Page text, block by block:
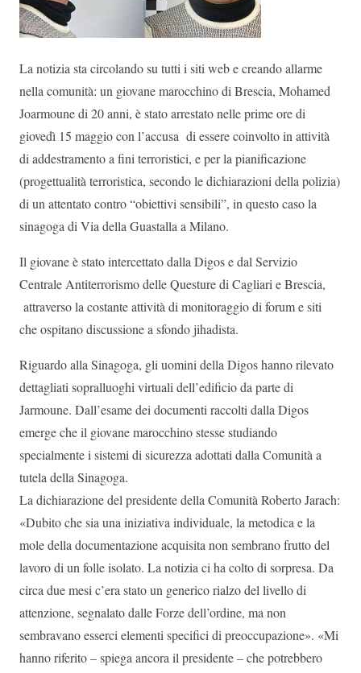
La notizia sta circolando su tutti i siti web e creando allarme
nella comunità: un giovane marocchino di Brescia, Mohamed
Joarmoune di 20 anni, è stato arrestato nelle prime ore di
giovedì 15 maggio con l’accusa di essere coinvolto in attività
di addestramento a fini terroristici, e per la pianificazione
(progettualità terroristica, secondo le dichiarazioni della polizia)
di un attentato contro “obiettivi sensibili”, in questo caso la
sinagoga di Via della Guastalla a Milano.
Il giovane è stato intercettato dalla Digos e dal Servizio
Centrale Antiterrorismo delle Questure di Cagliari e Brescia,
attraverso la costante attività di monitoraggio di forum e siti
che ospitano discussione a sfondo jihadista.
Riguardo alla Sinagoga, gli uomini della Digos hanno rilevato
dettagliati sopralluoghi virtuali dell’edificio da parte di
Jarmoune. Dall’esame dei documenti raccolti dalla Digos
emerge che il giovane marocchino stesse studiando
specialmente i sistemi di sicurezza adottati dalla Comunità a
tutela della Sinagoga.
La dichiarazione del presidente della Comunità Roberto Jarach:
«Dubito che sia una iniziativa individuale, la metodica e la
mole della documentazione acquisita non sembrano frutto del
lavoro di un folle isolato. La notizia ci ha colto di sorpresa. Da
circa due mesi c’era stato un generico rialzo del livello di
attenzione, segnalato dalle Forze dell’ordine, ma non
sembravano esserci elementi specifici di preoccupazione». «Mi
hanno riferito – spiega ancora il presidente – che potrebbero